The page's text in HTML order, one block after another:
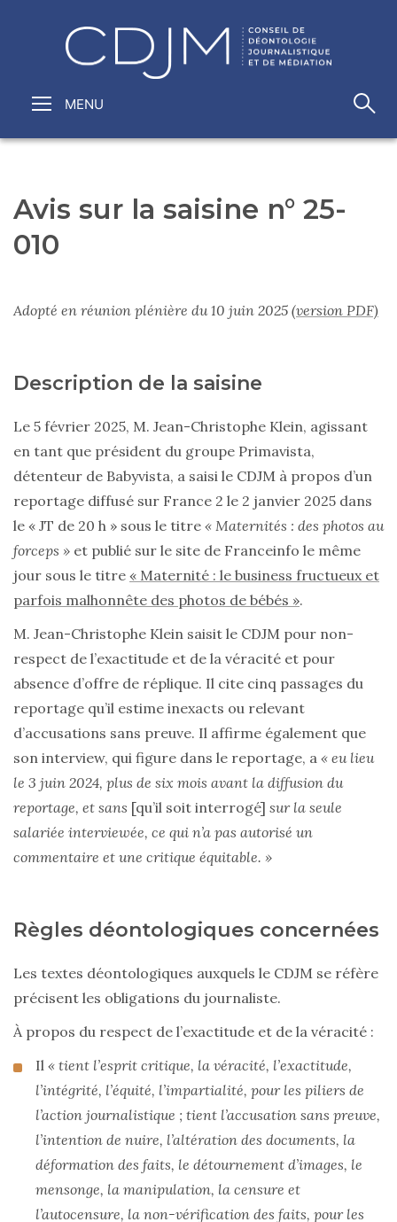
Avis sur la saisine n° 25-
010
Adopté en réunion plénière du 10 juin 2025 (version PDF)
Description de la saisine
Le 5 février 2025, M. Jean-Christophe Klein, agissant
en tant que président du groupe Primavista,
détenteur de Babyvista, a saisi le CDJM à propos d’un
reportage diffusé sur France 2 le 2 janvier 2025 dans
le « JT de 20 h » sous le titre « Maternités : des photos au
forceps » et publié sur le site de Franceinfo le même
jour sous le titre « Maternité : le business fructueux et
parfois malhonnête des photos de bébés ».
M. Jean-Christophe Klein saisit le CDJM pour non-
respect de l’exactitude et de la véracité et pour
absence d’offre de réplique. Il cite cinq passages du
reportage qu’il estime inexacts ou relevant
d’accusations sans preuve. Il affirme également que
son interview, qui figure dans le reportage, a « eu lieu
le 3 juin 2024, plus de six mois avant la diffusion du
reportage, et sans [qu’il soit interrogé] sur la seule
salariée interviewée, ce qui n’a pas autorisé un
commentaire et une critique équitable. »
Règles déontologiques concernées
Les textes déontologiques auxquels le CDJM se réfère
précisent les obligations du journaliste.
À propos du respect de l’exactitude et de la véracité :
Il « tient l’esprit critique, la véracité, l’exactitude,
l’intégrité, l’équité, l’impartialité, pour les piliers de
l’action journalistique ; tient l’accusation sans preuve,
l’intention de nuire, l’altération des documents, la
déformation des faits, le détournement d’images, le
mensonge, la manipulation, la censure et
l’autocensure, la non-vérification des faits, pour les